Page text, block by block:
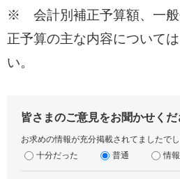
※ 会計別補正予算額、一般
正予算の主な内容について
い。
皆さまのご意見をお聞かせくだ
お求めの情報が充分掲載されてましたで
十分だった
普通 情